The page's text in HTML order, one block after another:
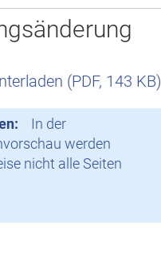
(PDF, 143 KB)
In der
werden
nicht alle Seiten